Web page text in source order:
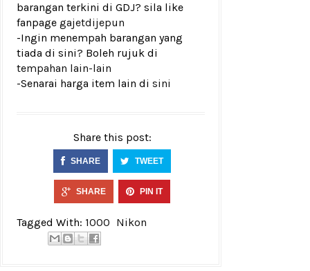
barangan terkini di GDJ? sila like
fanpage gajetdijepun
-Ingin menempah barangan yang
tiada di sini? Boleh rujuk di
tempahan lain-lain
-Senarai harga item lain di sini
Share this post:
SHARE TWEET
SHARE PIN IT
Tagged With: 1000 Nikon